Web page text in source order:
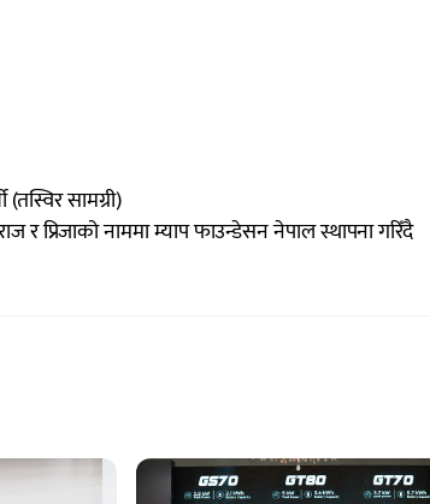
(तस्विर सामग्री)
र प्रिजाको नाममा म्याप फाउन्डेसन नेपाल स्थापना गरिँदै